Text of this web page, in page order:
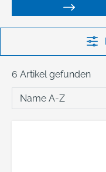
6 Artikel gefunden